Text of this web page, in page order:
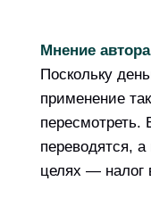
Мнение автора
Поскольку
применение
пересмотреть.
переводятся,
целях — налог